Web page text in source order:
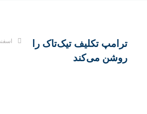
ترامپ تکلیف تیک‌تاک را
روشن می‌کند
اسفند ۲۵,